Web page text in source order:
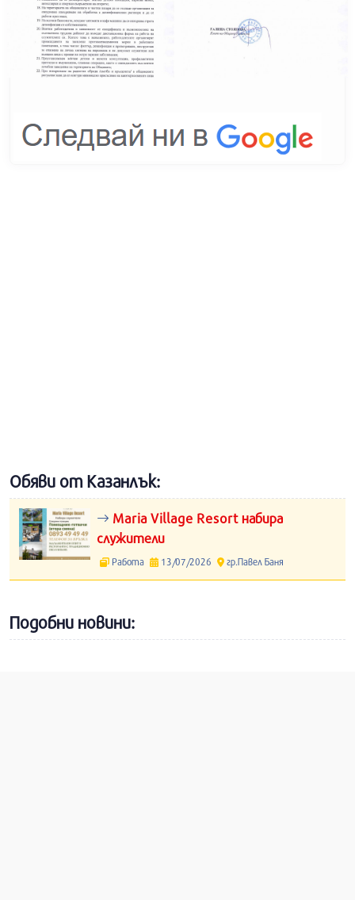
Обяви от Казанлък:
Maria Village Resort набира
служители
Работа 13/07/2026 гр.Павел Баня
Подобни новини: